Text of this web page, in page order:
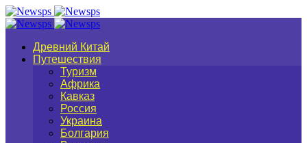
Древний Китай
Путешествия
Туризм
Африка
Кавказ
Россия
Украина
Болгария